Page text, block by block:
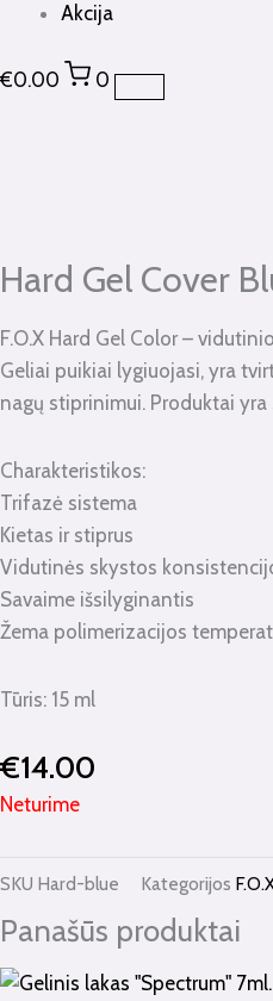
Akcija
€0.00 0
Hard Gel Cover
F.O.X Hard Gel Color –
Geliai puikiai lygiuojasi, yra
nagų stiprinimui. Produktai
Charakteristikos:
Trifazė sistema
Kietas ir stiprus
Vidutinės skystos
Savaime išsilyginantis
Žema polimerizacijos
Tūris: 15 ml
€14.00
Neturime
SKU Hard-blue Kategorijos
Panašūs produktai